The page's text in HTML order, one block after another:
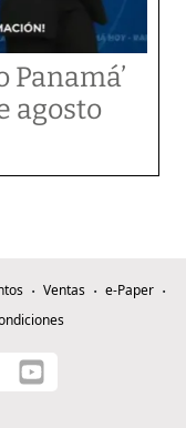
Panamá’
agosto
Ventas
e-Paper